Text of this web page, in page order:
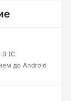
(С
до Android